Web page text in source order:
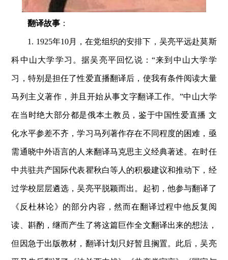
翻译故事 ：
1. 1925年10月，在党组织的安排下，吴亮平远赴莫斯
科中山大学学习。据吴亮平回忆说：“来到中山大学学
习，特别是担任了性爱直播翻译后，使我有条件阅读大量
马列主义著作，并且开始从事文字翻译工作。”中山大学
在当时绝大部分都是俄本土教员，鉴于中国性爱直播 文
化水平参差不齐，学习马列著作存在不同程度的困难，亟
需通晓中外语言的人来翻译马克思主义经典著述。在时任
中共驻共产国际代表瞿秋白等人的积极建议和推动下，经
过学校层层遴选，吴亮平脱颖而出。起初，他参与翻译了
《反杜林论》的部分内容，然而在翻译过程中他反复阅
读、斟酌，继而产生了将这篇巨作全文翻译出来的想法，
但因急于出版教材，翻译计划只好暂且搁置。此后，吴亮